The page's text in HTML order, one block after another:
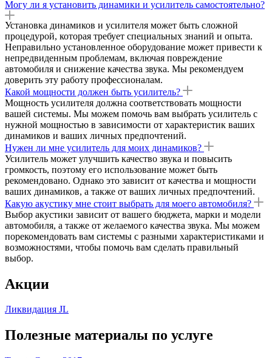
Могу ли я установить динамики и усилитель самостоятельно?
Установка динамиков и усилителя может быть сложной
процедурой, которая требует специальных знаний и опыта.
Неправильно установленное оборудование может привести к
непредвиденным проблемам, включая повреждение
автомобиля и снижение качества звука. Мы рекомендуем
доверить эту работу профессионалам.
Какой мощности должен быть усилитель?
Мощность усилителя должна соответствовать мощности
вашей системы. Мы можем помочь вам выбрать усилитель с
нужной мощностью в зависимости от характеристик ваших
динамиков и ваших личных предпочтений.
Нужен ли мне усилитель для моих динамиков?
Усилитель может улучшить качество звука и повысить
громкость, поэтому его использование может быть
рекомендовано. Однако это зависит от качества и мощности
ваших динамиков, а также от ваших личных предпочтений.
Какую акустику мне стоит выбрать для моего автомобиля?
Выбор акустики зависит от вашего бюджета, марки и модели
автомобиля, а также от желаемого качества звука. Мы можем
порекомендовать вам системы с разными характеристиками и
возможностями, чтобы помочь вам сделать правильный
выбор.
Акции
Ликвидация JL
Полезные материалы по услуге